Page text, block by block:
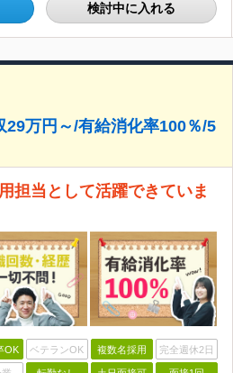
検討中に入れる
万円～/有給消化率100％/5
担当として活躍できていま
OK ベテランOK 複数名採用 完全週休2日